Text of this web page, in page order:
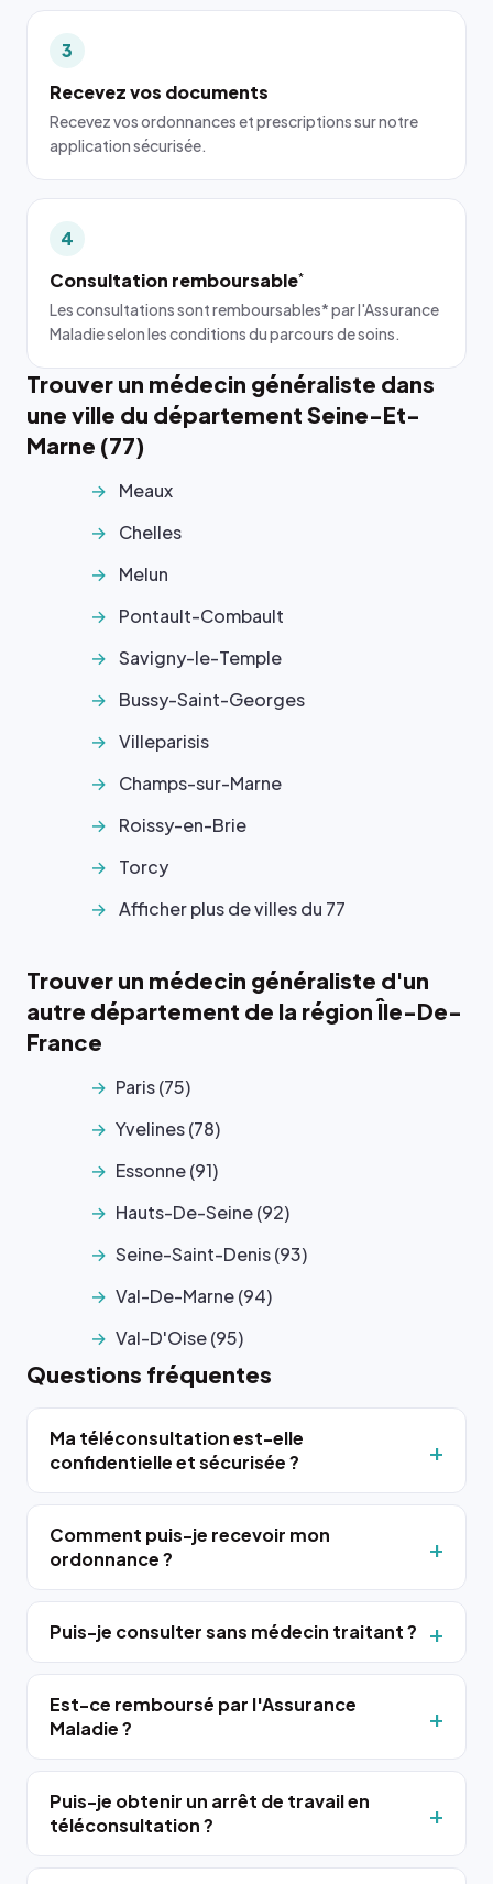
3
Recevez vos documents
Recevez vos ordonnances et prescriptions sur notre
application sécurisée.
4
Consultation remboursable*
Les consultations sont remboursables* par l'Assurance
Maladie selon les conditions du parcours de soins.
Trouver un médecin généraliste dans
une ville du département Seine-Et-
Marne (77)
Meaux
Chelles
Melun
Pontault-Combault
Savigny-le-Temple
Bussy-Saint-Georges
Villeparisis
Champs-sur-Marne
Roissy-en-Brie
Torcy
Afficher plus de villes du 77
Trouver un médecin généraliste d'un
autre département de la région Île-De-
France
Paris (75)
Yvelines (78)
Essonne (91)
Hauts-De-Seine (92)
Seine-Saint-Denis (93)
Val-De-Marne (94)
Val-D'Oise (95)
Questions fréquentes
Ma téléconsultation est-elle
confidentielle et sécurisée ?
Comment puis-je recevoir mon
ordonnance ?
Puis-je consulter sans médecin traitant ?
Est-ce remboursé par l'Assurance
Maladie ?
Puis-je obtenir un arrêt de travail en
téléconsultation ?